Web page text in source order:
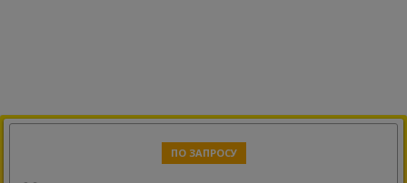
ПО ЗАПРОСУ